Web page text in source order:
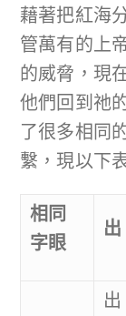
藉著把紅海
管萬有的上
的威脅，現
他們回到祂
了很多相同
繫，現以下
相同
字眼
出